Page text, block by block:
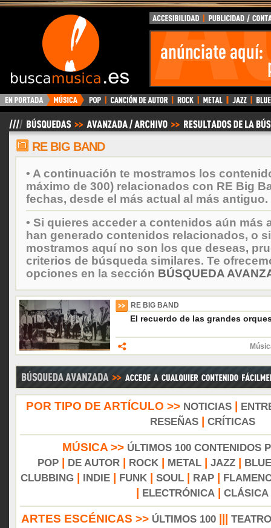
BuscaMusica.es
RE BIG BAND
• A continuación te mostramos los
máximo de 300) relacionados con RE Big
fechas, desde el más actual al más antiguo.
• Si quieres acceder a contenidos aún más
han generado contenidos relacionados, o
mostramos aquí no son los que deseas,
criterios de búsqueda similares. Te
opciones en la sección BÚSQUEDA
RE BIG BAND
El recuerdo de las grandes
POR TIPO DE ARTÍCULO >> NOTICIAS|
RESEÑAS| CRÍTICAS
MÚSICA >> ÚLTIMOS 100 CONTENIDOS
POP
DE AUTOR ROCK METAL JAZZ
CLUBBING
INDIE FUNK SOUL RAP
ELECTRÓNICA CLÁSICA
ARTES ESCÉNICAS >> ÚLTIMOS 100||| TEATRO